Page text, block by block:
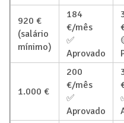
920 €
(salário
mínimo)
184
€/mês
✅
Aprovado
1.000 €
200
€/mês
✅
Aprovado